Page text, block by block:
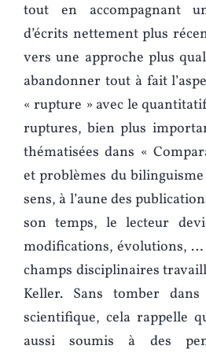
tout en accompagnant
d’écrits nettement plus
vers une approche plus
abandonner tout à fait
« rupture » avec le
ruptures, bien plus
thématisées dans «
et problèmes du bilinguisme
sens, à l’aune des
son temps, le lecteur
modifications, évolutions,
champs disciplinaires
Keller. Sans tomber
scientifique, cela rappelle
aussi soumis à des